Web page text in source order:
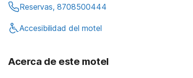
Reservas, 8708500444
Accesibilidad del motel
Acerca de este motel